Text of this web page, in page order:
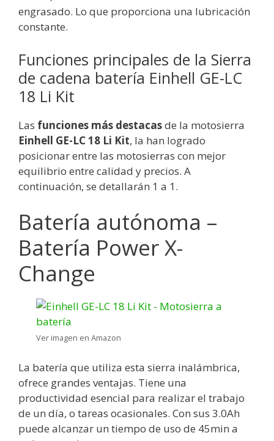
engrasado. Lo que proporciona una lubricación
constante.
Funciones principales de la Sierra
de cadena batería Einhell GE-LC
18 Li Kit
Las funciones más destacasde la motosierra
Einhell GE-LC 18 Li Kit, la han logrado
posicionar entre las motosierras con mejor
equilibrio entre calidad y precios. A
continuación, se detallarán 1 a 1.
Batería autónoma –
Batería Power X-
Change
Ver imagen en Amazon
La batería que utiliza esta sierra inalámbrica,
ofrece grandes ventajas. Tiene una
productividad esencial para realizar el trabajo
de un día, o tareas ocasionales. Con sus 3.0Ah
puede alcanzar un tiempo de uso de 45min a